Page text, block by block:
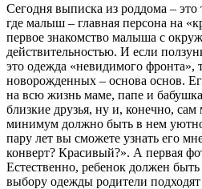
Сегодня выписка из роддома – это
где малыш – главная персона на
первое знакомство малыша с
действительностью. И если
это одежда «невидимого фронта»,
новорожденных – основа основ.
на всю жизнь маме, папе и
близкие друзья, ну и, конечно,
минимум должно быть в нем
пару лет вы сможете узнать его
конверт? Красивый?». А первая
Естественно, ребенок должен
выбору одежды родители